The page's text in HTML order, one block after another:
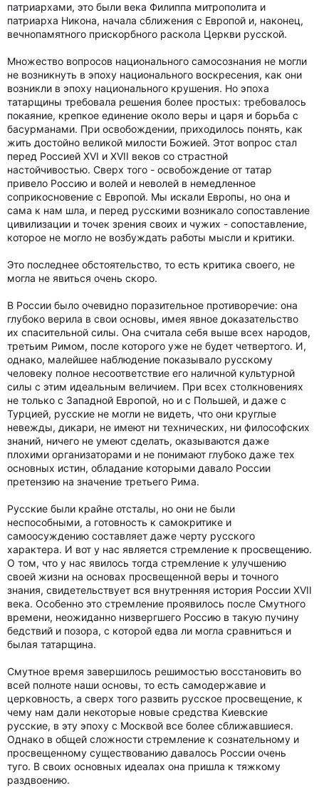
патриархами, это были века Филиппа митрополита и
патриарха Никона, начала сближения с Европой и, наконец,
вечнопамятного прискорбного раскола Церкви русской.
Множество вопросов национального самосознания не могли
не возникнуть в эпоху национального воскресения, как они
возникли в эпоху национального крушения. Но эпоха
татарщины требовала решения более простых: требовалось
покаяние, крепкое единение около веры и царя и борьба с
басурманами. При освобождении, приходилось понять, как
жить достойно великой милости Божией. Этот вопрос стал
перед Россией XVI и XVII веков со страстной
настойчивостью. Сверх того - освобождение от татар
привело Россию и волей и неволей в немедленное
соприкосновение с Европой. Мы искали Европы, но она и
сама к нам шла, и перед русскими возникало сопоставление
цивилизации и точек зрения своих и чужих - сопоставление,
которое не могло не возбуждать работы мысли и критики.
Это последнее обстоятельство, то есть критика своего, не
могла не явиться очень скоро.
В России было очевидно поразительное противоречие: она
глубоко верила в свои основы, имея явное доказательство
их спасительной силы. Она считала себя выше всех народов,
третьим Римом, после которого уже не будет четвертого. И,
однако, малейшее наблюдение показывало русскому
человеку полное несоответствие его наличной культурной
силы с этим идеальным величием. При всех столкновениях
не только с Западной Европой, но и с Польшей, и даже с
Турцией, русские не могли не видеть, что они круглые
невежды, дикари, не имеют ни технических, ни философских
знаний, ничего не умеют сделать, оказываются даже
плохими организаторами и не понимают глубоко даже тех
основных истин, обладание которыми давало России
претензию на значение третьего Рима.
Русские были крайне отсталы, но они не были
неспособными, а готовность к самокритике и
самоосуждению составляет даже черту русского
характера. И вот у нас является стремление к просвещению.
О том, что у нас явилось тогда стремление к улучшению
своей жизни на основах просвещенной веры и точного
знания, свидетельствует вся внутренняя история России XVII
века. Особенно это стремление проявилось после Смутного
времени, неожиданно низвергшего Россию в такую пучину
бедствий и позора, с которой едва ли могла сравниться и
былая татарщина.
Смутное время завершилось решимостью восстановить во
всей полноте наши основы, то есть самодержавие и
церковность, а сверх того развить русское просвещение, к
чему нам дали некоторые новые средства Киевские
русские, в эту эпоху с Москвой все более сближавшиеся.
Однако в общей сложности стремление к сознательному и
просвещенному существованию давалось России очень
туго. В своих основных идеалах она пришла к тяжкому
раздвоению.